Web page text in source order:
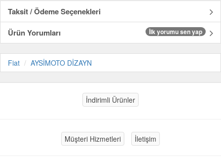
Taksit / Ödeme Seçenekleri
Ürün Yorumları
İlk yorumu sen yap
Fiat AYSİMOTO DİZAYN
İndirimli Ürünler
Müşteri Hizmetleri İletişim